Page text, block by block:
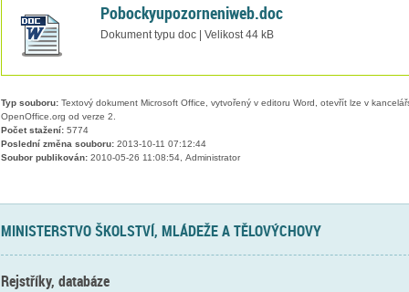
Pobockyupozorneniweb.doc
Dokument typu doc | Velikost 44 kB
Typ souboru:Textový dokument Microsoft Office, vytvořený v editoru Word, otevřít lze v
OpenOffice.org od verze 2.
Počet stažení:5774
Poslední změna souboru:2013-10-11 07:12:44
Soubor publikován:2010-05-26 11:08:54, Administrator
MINISTERSTVO ŠKOLSTVÍ, MLÁDEŽE A TĚLOVÝCHOVY
Rejstříky, databáze